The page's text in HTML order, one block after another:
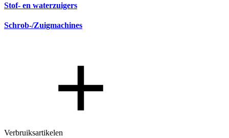
Stof- en waterzuigers
Schrob-/Zuigmachines
Verbruiksartikelen